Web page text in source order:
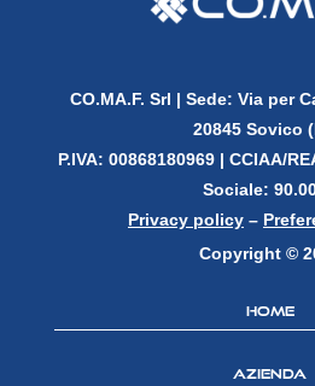
CO.MA.F. Srl |Sede: Via per
20845 Sovico
P.IVA: 00868180969 | CCIAA/
Sociale:
Privacy policy–
Copyright ©
Home
Azienda